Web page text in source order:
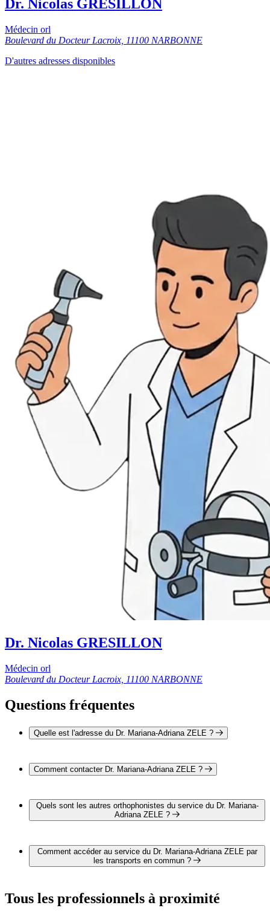
Dr. Nicolas GRESILLON
Médecin orl
Boulevard du Docteur Lacroix, 11100 NARBONNE
D'autres adresses disponibles
Dr. Nicolas GRESILLON
Médecin orl
Boulevard du Docteur Lacroix, 11100 NARBONNE
Questions fréquentes
Quelle est l'adresse du Dr. Mariana-Adriana ZELE ?
Languedoc 66000 PERPIGNAN
Comment contacter Dr. Mariana-Adriana ZELE ?
téléphone au 04 68 61 66 33.
Quels sont les autres orthophonistes du service du Dr. Mariana-
Adriana ZELE ?
Dr. Mariana-Adriana ZELE :
Pr. Marc MAKEIEFF
Dr. Jean-Michel LOPEZ
Dr. Nicolas GRESILLON
Comment accéder au service du Dr. Mariana-Adriana ZELE par
les transports en commun ?
proximité des arrêts suivants :
Bus - Lycée Maillol
Tous les professionnels à proximité